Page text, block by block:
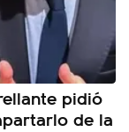
pidió
de la